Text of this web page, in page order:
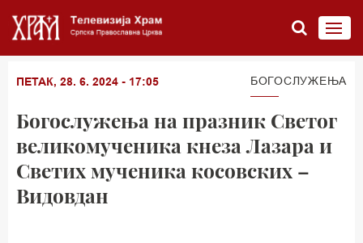
ПЕТАК, 28. 6. 2024 - 17:05 БОГОСЛУЖЕЊА
Богослужења на празник Светог
великомученика кнеза Лазара и
Светих мученика косовских –
Видовдан